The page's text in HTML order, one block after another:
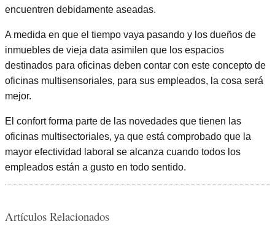
encuentren debidamente aseadas.
A medida en que el tiempo vaya pasando y los dueños de
inmuebles de vieja data asimilen que los espacios
destinados para oficinas deben contar con este concepto de
oficinas multisensoriales, para sus empleados, la cosa será
mejor.
El confort forma parte de las novedades que tienen las
oficinas multisectoriales, ya que está comprobado que la
mayor efectividad laboral se alcanza cuando todos los
empleados están a gusto en todo sentido.
Artículos Relacionados